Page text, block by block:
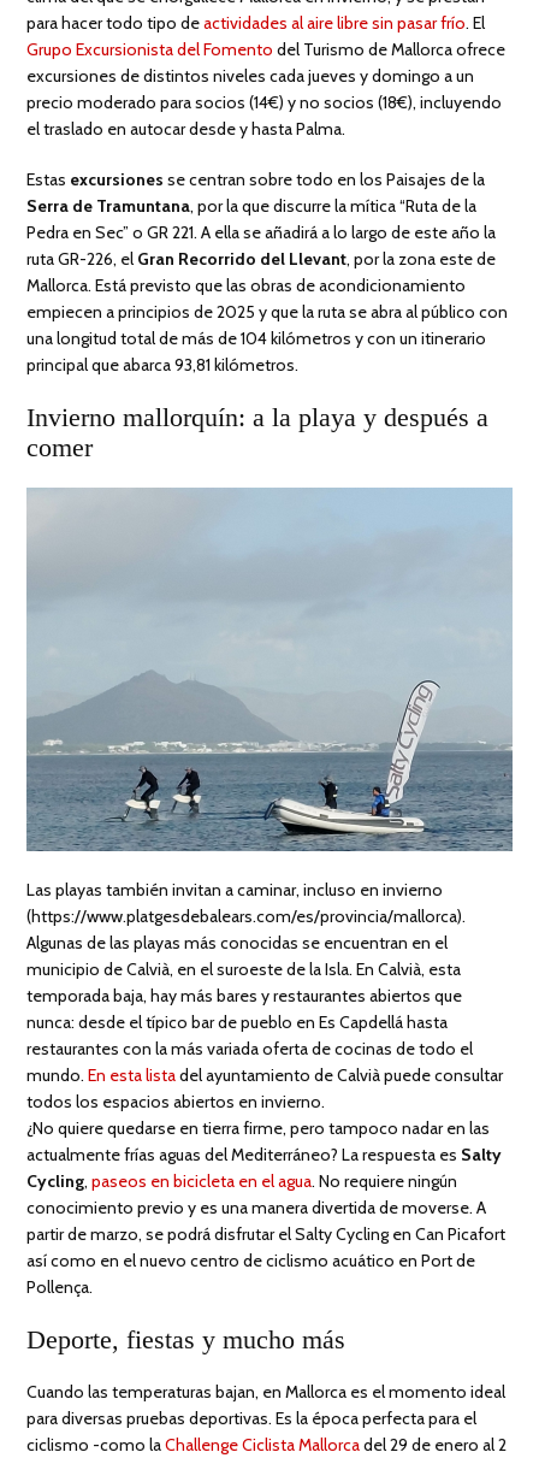
para hacer todo tipo deactividades al aire libre sin pasar frío. El
Grupo Excursionista del Fomento del Turismo de Mallorca ofrece
excursiones de distintos niveles cada jueves y domingo a un
precio moderado para socios (14€) y no socios (18€), incluyendo
el traslado en autocar desde y hasta Palma.
Estas excursiones se centran sobre todo en los Paisajes de la
Serra de Tramuntana, por la que discurre la mítica “Ruta de la
Pedra en Sec” o GR 221. A ella se añadirá a lo largo de este año la
ruta GR-226, el Gran Recorrido del Llevant, por la zona este de
Mallorca. Está previsto que las obras de acondicionamiento
empiecen a principios de 2025 y que la ruta se abra al público con
una longitud total de más de 104 kilómetros y con un itinerario
principal que abarca 93,81 kilómetros.
Invierno mallorquín: a la playa y después a
comer
Las playas también invitan a caminar, incluso en invierno
(https://www.platgesdebalears.com/es/provincia/mallorca).
Algunas de las playas más conocidas se encuentran en el
municipio de Calvià, en el suroeste de la Isla. En Calvià, esta
temporada baja, hay más bares y restaurantes abiertos que
nunca: desde el típico bar de pueblo en Es Capdellá hasta
restaurantes con la más variada oferta de cocinas de todo el
mundo.En esta listadel ayuntamiento de Calvià puede consultar
todos los espacios abiertos en invierno.
¿No quiere quedarse en tierra firme, pero tampoco nadar en las
actualmente frías aguas del Mediterráneo? La respuesta es Salty
Cycling,paseos en bicicleta en el agua. No requiere ningún
conocimiento previo y es una manera divertida de moverse. A
partir de marzo, se podrá disfrutar el Salty Cycling en Can Picafort
así como en el nuevo centro de ciclismo acuático en Port de
Pollença.
Deporte, fiestas y mucho más
Cuando las temperaturas bajan, en Mallorca es el momento ideal
para diversas pruebas deportivas. Es la época perfecta para el
ciclismo -como laChallenge Ciclista Mallorcadel 29 de enero al 2